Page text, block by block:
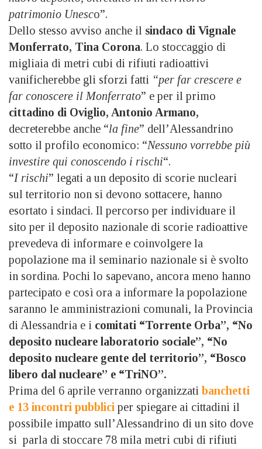
patrimonio Unesco”.
Dello stesso avviso anche il sindaco di Vignale
Monferrato, Tina Corona. Lo stoccaggio di
migliaia di metri cubi di rifiuti radioattivi
vanificherebbe gli sforzi fatti “per far crescere e
far conoscere il Monferrato” e per il primo
cittadino di Oviglio, Antonio Armano,
decreterebbe anche “la fine” dell’Alessandrino
sotto il profilo economico: “Nessuno vorrebbe più
investire qui conoscendo i rischi“.
“I rischi” legati a un deposito di scorie nucleari
sul territorio non si devono sottacere, hanno
esortato i sindaci. Il percorso per individuare il
sito per il deposito nazionale di scorie radioattive
prevedeva di informare e coinvolgere la
popolazione ma il seminario nazionale si è svolto
in sordina. Pochi lo sapevano, ancora meno hanno
partecipato e così ora a informare la popolazione
saranno le amministrazioni comunali, la Provincia
di Alessandria e i comitati “Torrente Orba”, “No
deposito nucleare laboratorio sociale”, “No
deposito nucleare gente del territorio”, “Bosco
libero dal nucleare” e “TriNO”.
Prima del 6 aprile verranno organizzati banchetti
e 13 incontri pubblici per spiegare ai cittadini il
possibile impatto sull’Alessandrino di un sito dove
si parla di stoccare 78 mila metri cubi di rifiuti